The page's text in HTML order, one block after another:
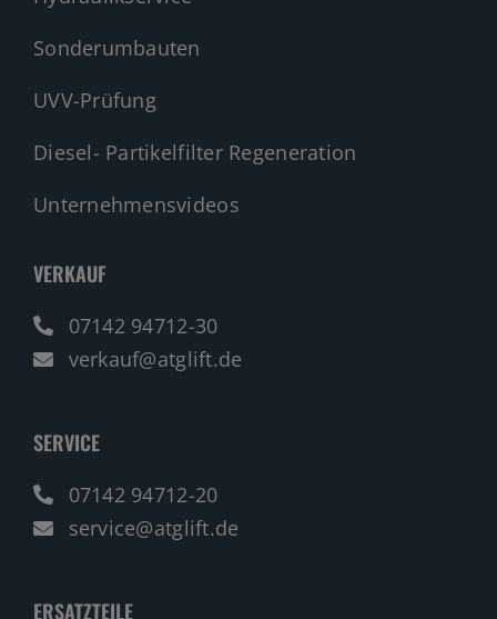
Sonderumbauten
UVV-Prüfung
Diesel- Partikelfilter Regeneration
Unternehmensvideos
VERKAUF
07142 94712-30
verkauf@atglift.de
SERVICE
07142 94712-20
service@atglift.de
ERSATZTEILE